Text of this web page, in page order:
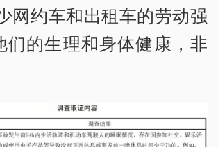
网约车和出租车的劳动强
们的生理和身体健康，非